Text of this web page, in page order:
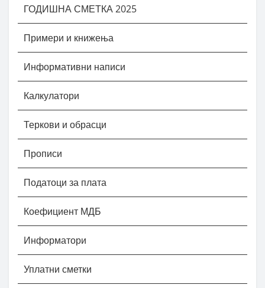
ГОДИШНА СМЕТКА 2025
Примери и книжења
Информативни написи
Калкулатори
Теркови и обрасци
Прописи
Податоци за плата
Коефициент МДБ
Информатори
Уплатни сметки